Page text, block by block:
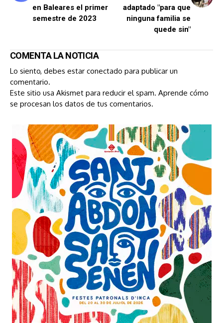
en Baleares el primer
semestre de 2023
adaptado "para que
ninguna familia se
quede sin"
COMENTA LA NOTICIA
Lo siento, debes estar conectado para publicar un
comentario.
Este sitio usa Akismet para reducir el spam. Aprende cómo
se procesan los datos de tus comentarios.